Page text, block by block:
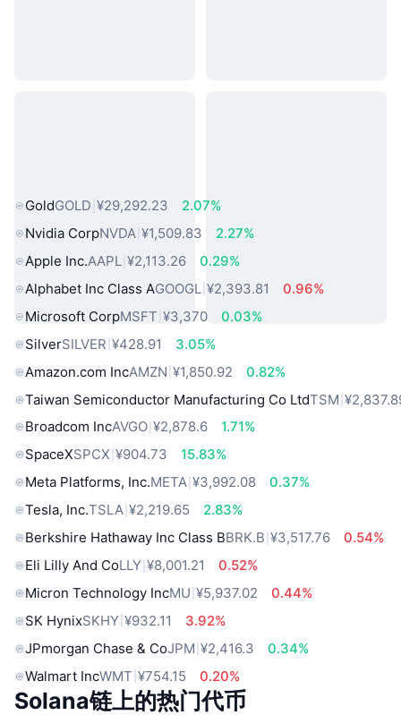
GoldGOLD ¥29,292.23
2.07%
Nvidia CorpNVDA ¥1,509.83
2.27%
Apple Inc.AAPL ¥2,113.26
0.29%
Alphabet Inc Class AGOOGL ¥2,393.81
0.96%
Microsoft CorpMSFT ¥3,370
0.03%
SilverSILVER ¥428.91
3.05%
Amazon.com IncAMZN ¥1,850.92
0.82%
Taiwan Semiconductor Manufacturing Co LtdTSM
Broadcom IncAVGO ¥2,878.6
1.71%
SpaceXSPCX ¥904.73
15.83%
Meta Platforms, Inc.META ¥3,992.08
0.37%
Tesla, Inc.TSLA ¥2,219.65
2.83%
Berkshire Hathaway Inc Class BBRK.B ¥3,517.76
0.54%
Eli Lilly And CoLLY ¥8,001.21
0.52%
Micron Technology IncMU ¥5,937.02
0.44%
SK HynixSKHY ¥932.11
3.92%
JPmorgan Chase & CoJPM ¥2,416.3
0.34%
Walmart IncWMT ¥754.15 0.20%
Solana链上的热门代币